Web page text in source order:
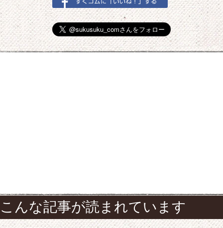
こんな記事が読まれています